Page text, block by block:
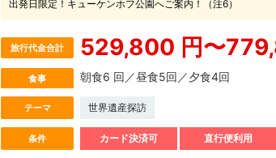
出発日限定！キューケンホフ公園へご案内！（注6）
旅行代金合計 529,800 円〜
食事 朝食6 回／昼食5回／夕食4回
テーマ 世界遺産探訪
条件 カード決済可 直行便利用